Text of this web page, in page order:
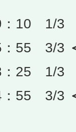
：10 1/3
：55 3/3
：25 1/3
：55 3/3